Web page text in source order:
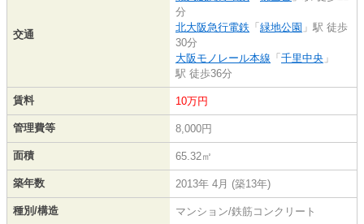
交通
分
北大阪急行電鉄 「 緑地公園 」駅 徒歩
30分
大阪モノレール本線 「 千里中央 」
駅 徒歩36分
賃料 10万円
管理費等 8,000円
面積 65.32㎡
築年数 2013年 4月 (築13年)
種別/構造 マンション/鉄筋コンクリート